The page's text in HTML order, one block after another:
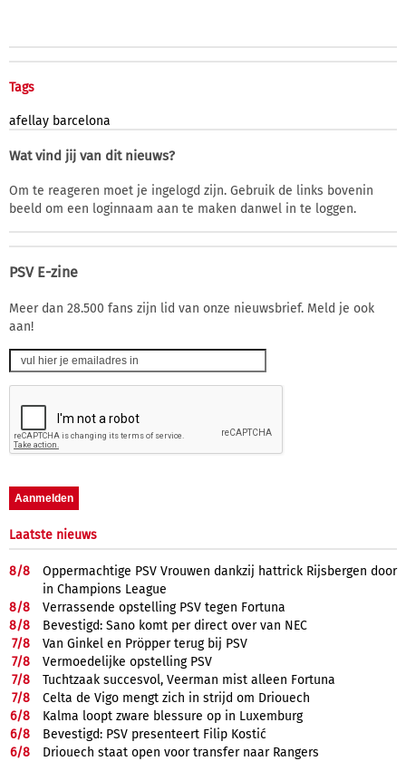
Tags
afellay barcelona
Wat vind jij van dit nieuws?
Om te reageren moet je ingelogd zijn. Gebruik de links bovenin
beeld om een loginnaam aan te maken danwel in te loggen.
PSV E-zine
Meer dan 28.500 fans zijn lid van onze nieuwsbrief. Meld je ook
aan!
Laatste nieuws
8/8
Oppermachtige PSV Vrouwen dankzij hattrick Rijsbergen door
in Champions League
8/8
Verrassende opstelling PSV tegen Fortuna
8/8
Bevestigd: Sano komt per direct over van NEC
7/8
Van Ginkel en Pröpper terug bij PSV
7/8
Vermoedelijke opstelling PSV
7/8
Tuchtzaak succesvol, Veerman mist alleen Fortuna
7/8
Celta de Vigo mengt zich in strijd om Driouech
6/8
Kalma loopt zware blessure op in Luxemburg
6/8
Bevestigd: PSV presenteert Filip Kostić
6/8
Driouech staat open voor transfer naar Rangers